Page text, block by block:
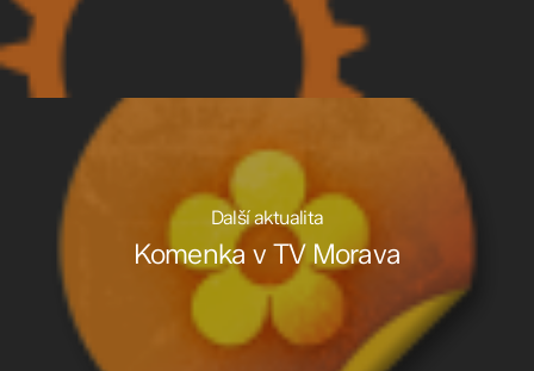
Další aktualita
Komenka v TV Morava